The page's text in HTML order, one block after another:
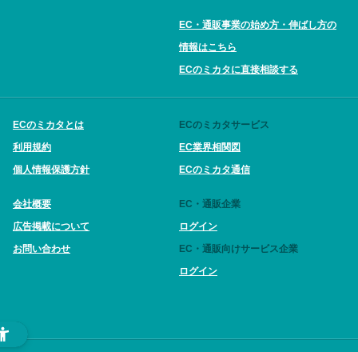
EC・通販事業の始め方・伸ばし方の
情報はこちら
ECのミカタに直接相談する
ECのミカタとは
利用規約
個人情報保護方針
会社概要
広告掲載について
お問い合わせ
ECのミカタサービス
EC業界相関図
ECのミカタ通信
EC・通販企業
ログイン
EC・通販向けサービス企業
ログイン